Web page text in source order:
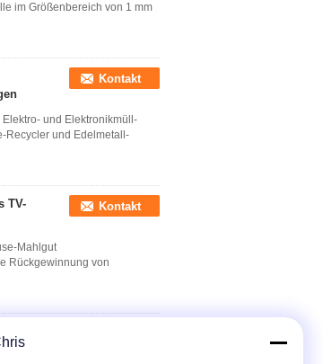
im Größenbereich von 1 mm
Kontakt
und Elektronikmüll-
Recycler und Edelmetall-
TV-
Kontakt
Mahlgut
Rückgewinnung von